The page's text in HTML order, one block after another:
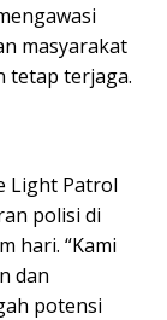
masyarakat
tetap terjaga.
Light Patrol
polisi di
hari. “Kami
dan
potensi